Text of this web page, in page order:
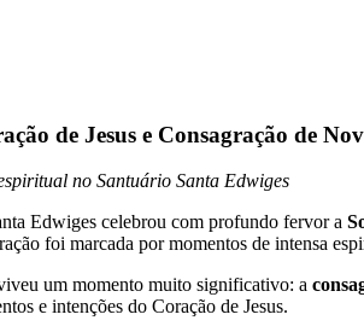
de Jesus e Consagração de
no Santuário Santa Edwiges
Edwiges celebrou com profundo fervor a
foi marcada por momentos de intensa
um momento muito significativo: a
e intenções do Coração de Jesus.